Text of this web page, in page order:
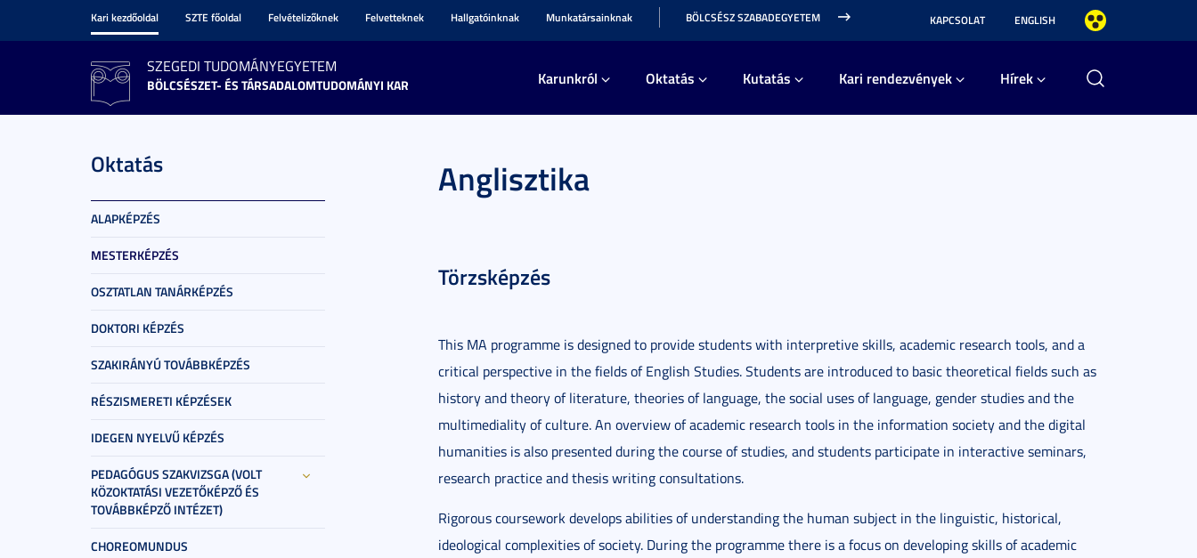
Kari kezdőoldal SZTE főoldal Felvételizőknek Felvetteknek Hallgatóinknak Munkatársainknak BÖLCSÉSZ SZABADEGYETEM KAPCSOLAT ENGLISH
SZEGEDI TUDOMÁNYEGYETEM
BÖLCSÉSZET- ÉS TÁRSADALOMTUDOMÁNYI KAR Karunkról Oktatás Kutatás Kari rendezvények Hírek
Oktatás
ALAPKÉPZÉS
MESTERKÉPZÉS
OSZTATLAN TANÁRKÉPZÉS
DOKTORI KÉPZÉS
SZAKIRÁNYÚ TOVÁBBKÉPZÉS
RÉSZISMERETI KÉPZÉSEK
IDEGEN NYELVŰ KÉPZÉS
PEDAGÓGUS SZAKVIZSGA (VOLT
KÖZOKTATÁSI VEZETŐKÉPZŐ ÉS
TOVÁBBKÉPZŐ INTÉZET)
CHOREOMUNDUS
Anglisztika
Törzsképzés
This MA programme is designed to provide students with interpretive skills, academic research tools, and a
critical perspective in the fields of English Studies. Students are introduced to basic theoretical fields such as
history and theory of literature, theories of language, the social uses of language, gender studies and the
multimediality of culture. An overview of academic research tools in the information society and the digital
humanities is also presented during the course of studies, and students participate in interactive seminars,
research practice and thesis writing consultations.
Rigorous coursework develops abilities of understanding the human subject in the linguistic, historical,
ideological complexities of society. During the programme there is a focus on developing skills of academic